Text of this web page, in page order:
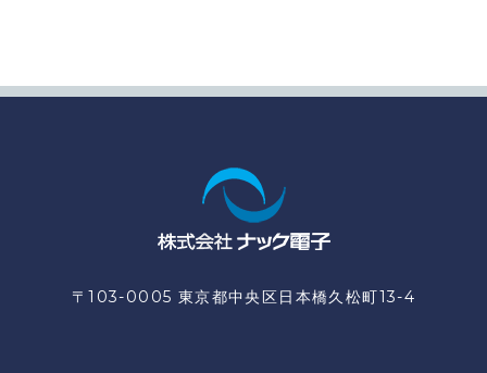
〒103-0005 東京都中央区日本橋久松町13-4